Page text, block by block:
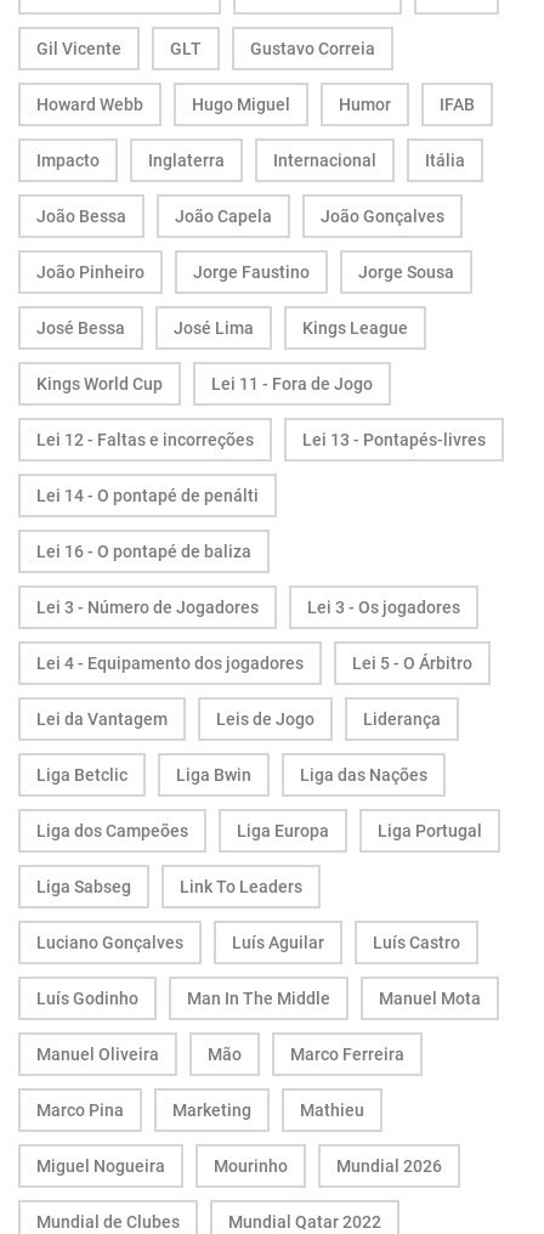
Gil Vicente GLT Gustavo Correia
Howard Webb Hugo Miguel Humor IFAB
Impacto Inglaterra Internacional Itália
João Bessa João Capela João Gonçalves
João Pinheiro Jorge Faustino Jorge Sousa
José Bessa José Lima Kings League
Kings World Cup Lei 11 - Fora de Jogo
Lei 12 - Faltas e incorreções Lei 13 - Pontapés-livres
Lei 14 - O pontapé de penálti
Lei 16 - O pontapé de baliza
Lei 3 - Número de Jogadores Lei 3 - Os jogadores
Lei 4 - Equipamento dos jogadores Lei 5 - O Árbitro
Lei da Vantagem Leis de Jogo Liderança
Liga Betclic Liga Bwin Liga das Nações
Liga dos Campeões Liga Europa Liga Portugal
Liga Sabseg Link To Leaders
Luciano Gonçalves Luís Aguilar Luís Castro
Luís Godinho Man In The Middle Manuel Mota
Manuel Oliveira Mão Marco Ferreira
Marco Pina Marketing Mathieu
Miguel Nogueira Mourinho Mundial 2026
Mundial de Clubes Mundial Qatar 2022